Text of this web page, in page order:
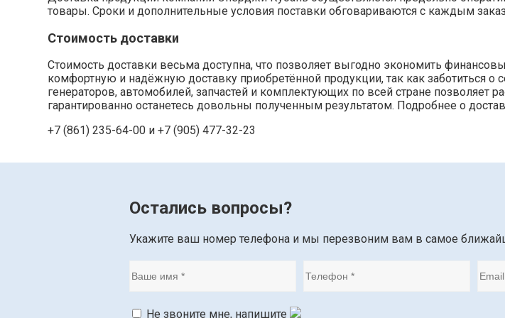
товары. Сроки и дополнительные условия поставки обговариваются с каждым
Стоимость доставки
Стоимость доставки весьма доступна, что позволяет выгодно экономить
комфортную и надёжную доставку приобретённой продукции, так как заботиться
генераторов, автомобилей, запчастей и комплектующих по всей стране
гарантированно останетесь довольны полученным результатом. Подробнее о
+7 (861) 235-64-00 и+7 (905) 477-32-23
Остались вопросы?
Укажите ваш номер телефона и мы перезвоним вам в самое
Не звоните мне, напишите